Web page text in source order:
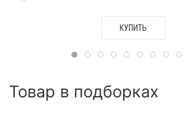
КУПИТЬ
Товар в подборках